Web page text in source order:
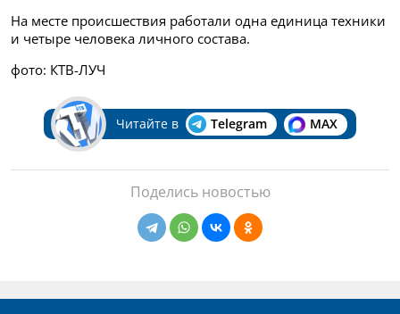
На месте происшествия работали одна единица техники
и четыре человека личного состава.
фото: КТВ-ЛУЧ
Читайте в Telegram MAX
Поделись новостью